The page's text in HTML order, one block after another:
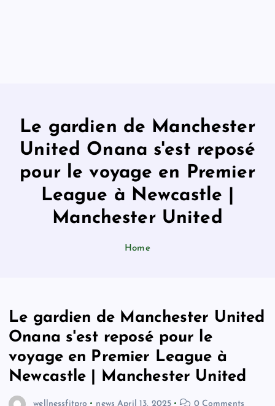
Le gardien de Manchester
United Onana s'est reposé
pour le voyage en Premier
League à Newcastle |
Manchester United
Home
Le gardien de Manchester United
Onana s'est reposé pour le
voyage en Premier League à
Newcastle | Manchester United
wellnessfitpro news April 13, 2025 0 Comments